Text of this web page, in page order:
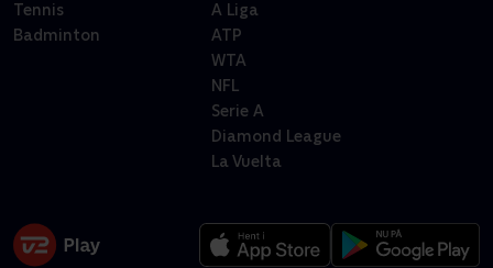
Tennis
Badminton
A Liga
ATP
WTA
NFL
Serie A
Diamond League
La Vuelta